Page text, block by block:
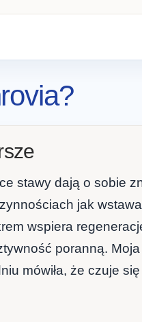
stawy dają o sobie
jak
wspiera
poranną. Moja
mówiła, że czuje się